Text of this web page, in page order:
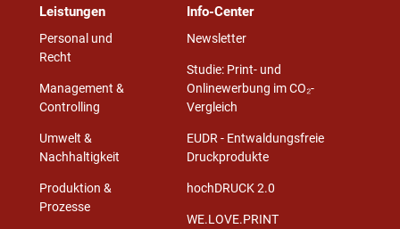
Leistungen
Personal und
Recht
Management &
Controlling
Umwelt &
Nachhaltigkeit
Produktion &
Prozesse
Info-Center
Newsletter
Studie: Print- und
Onlinewerbung im CO₂-
Vergleich
EUDR - Entwaldungsfreie
Druckprodukte
hochDRUCK 2.0
WE.LOVE.PRINT